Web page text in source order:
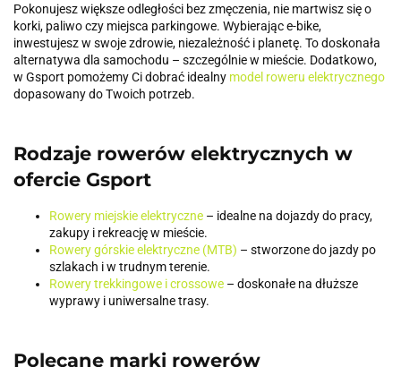
Pokonujesz większe odległości bez zmęczenia, nie martwisz się o
korki, paliwo czy miejsca parkingowe. Wybierając e-bike,
inwestujesz w swoje zdrowie, niezależność i planetę. To doskonała
alternatywa dla samochodu – szczególnie w mieście. Dodatkowo,
w Gsport pomożemy Ci dobrać idealny model roweru elektrycznego
dopasowany do Twoich potrzeb.
Rodzaje rowerów elektrycznych w
ofercie Gsport
Rowery miejskie elektryczne – idealne na dojazdy do pracy,
zakupy i rekreację w mieście.
Rowery górskie elektryczne (MTB) – stworzone do jazdy po
szlakach i w trudnym terenie.
Rowery trekkingowe i crossowe – doskonałe na dłuższe
wyprawy i uniwersalne trasy.
Polecane marki rowerów